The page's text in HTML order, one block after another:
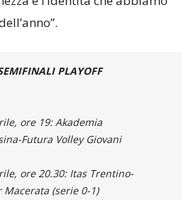
PLAYOFF
ore 19: Akademia
Futura Volley Giovani
ore 20.30: Itas Trentino-